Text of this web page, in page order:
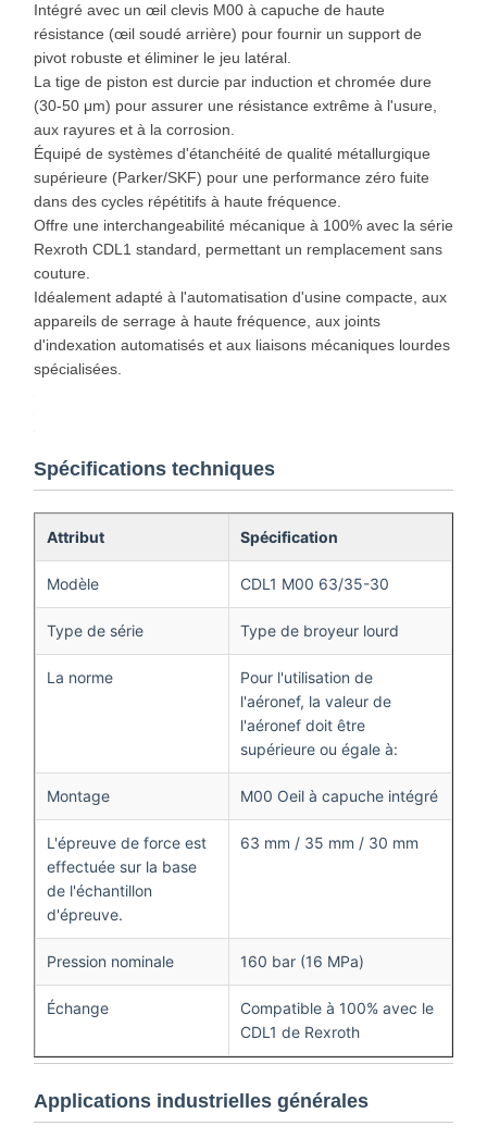
Intégré avec un œil clevis M00 à capuche de haute
résistance (œil soudé arrière) pour fournir un support de
pivot robuste et éliminer le jeu latéral.
La tige de piston est durcie par induction et chromée dure
(30-50 μm) pour assurer une résistance extrême à l'usure,
aux rayures et à la corrosion.
Équipé de systèmes d'étanchéité de qualité métallurgique
supérieure (Parker/SKF) pour une performance zéro fuite
dans des cycles répétitifs à haute fréquence.
Offre une interchangeabilité mécanique à 100% avec la série
Rexroth CDL1 standard, permettant un remplacement sans
couture.
Idéalement adapté à l'automatisation d'usine compacte, aux
appareils de serrage à haute fréquence, aux joints
d'indexation automatisés et aux liaisons mécaniques lourdes
spécialisées.
Spécifications techniques
Attribut Spécification